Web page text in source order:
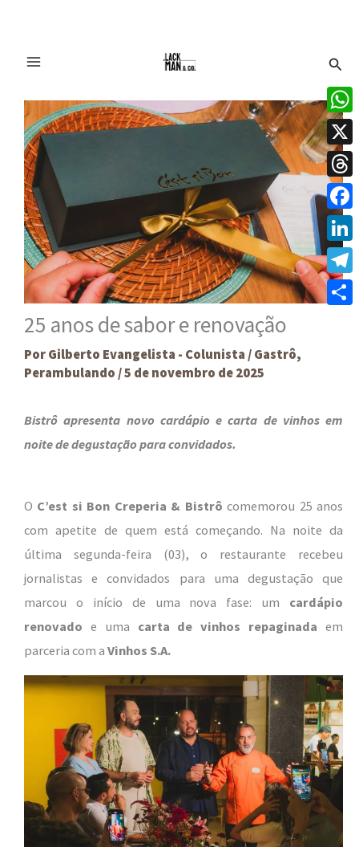
conteúdo
25 anos de sabor e renovação
Por Gilberto Evangelista - Colunista / Gastrô,
Perambulando /5 de novembro de 2025
Bistrô apresenta novo cardápio e carta de vinhos em
noite de degustação para convidados.
O C’est si Bon Creperia & Bistrô comemorou 25 anos
com apetite de quem está começando. Na noite da
última segunda-feira (03), o restaurante recebeu
jornalistas e convidados para uma degustação que
marcou o início de uma nova fase: um cardápio
renovado e uma carta de vinhos repaginada em
parceria com a Vinhos S.A.
X